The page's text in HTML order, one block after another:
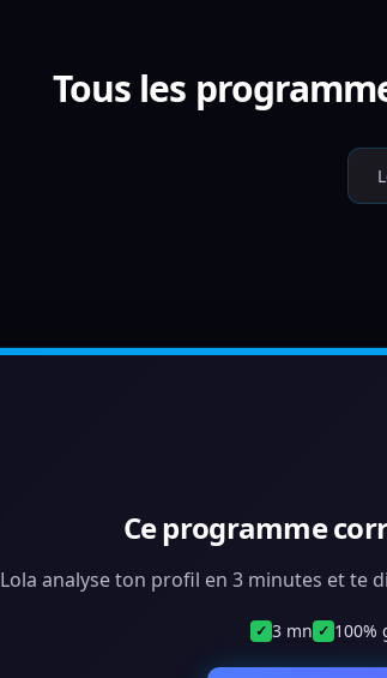
Tous les
Ce programme
Lola analyse ton profil en 3 minutes et te
✓ 3 mn ✓ 100%